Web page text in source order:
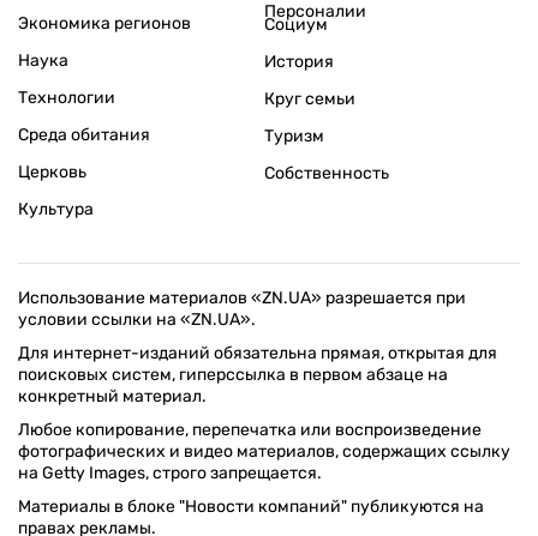
Экономика регионов
Персоналии
Наука
Технологии
Среда обитания
Церковь
Культура
Социум
История
Круг семьи
Туризм
Собственность
Использование материалов «ZN.UA» разрешается при
условии ссылки на «ZN.UA».
Для интернет-изданий обязательна прямая, открытая для
поисковых систем, гиперссылка в первом абзаце на
конкретный материал.
Любое копирование, перепечатка или воспроизведение
фотографических и видео материалов, содержащих ссылку
на Getty Images, строго запрещается.
Материалы в блоке "Новости компаний" публикуются на
правах рекламы.